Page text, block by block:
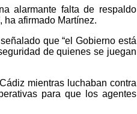
alarmante falta de respaldo
ha afirmado Martínez.
que “el Gobierno está
de quienes se juegan
mientras luchaban contra
para que los agentes